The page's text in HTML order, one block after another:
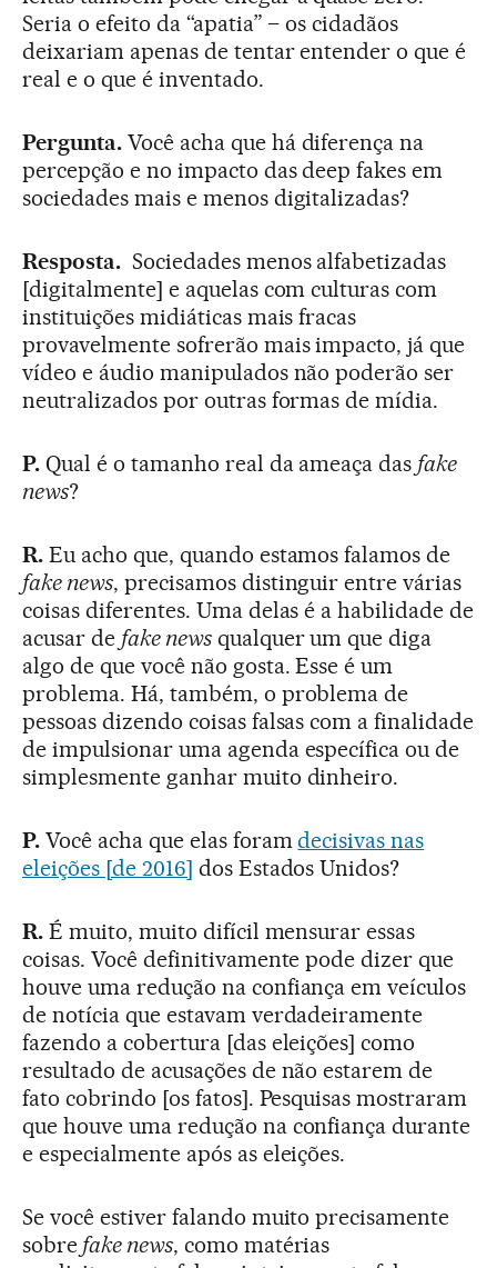
Seria o efeito da “apatia” – os cidadãos
deixariam apenas de tentar entender o que é
real e o que é inventado.
Pergunta.Você acha que há diferença na
percepção e no impacto das deep fakes em
sociedades mais e menos digitalizadas?
Resposta. Sociedades menos alfabetizadas
[digitalmente] e aquelas com culturas com
instituições midiáticas mais fracas
provavelmente sofrerão mais impacto, já que
vídeo e áudio manipulados não poderão ser
neutralizados por outras formas de mídia.
P.Qual é o tamanho real da ameaça das fake
news?
R.Eu acho que, quando estamos falamos de
fake news, precisamos distinguir entre várias
coisas diferentes. Uma delas é a habilidade de
acusar de fake newsqualquer um que diga
algo de que você não gosta. Esse é um
problema. Há, também, o problema de
pessoas dizendo coisas falsas com a finalidade
de impulsionar uma agenda específica ou de
simplesmente ganhar muito dinheiro.
P.Você acha que elas foramdecisivas nas
eleições [de 2016] dos Estados Unidos?
R.É muito, muito difícil mensurar essas
coisas. Você definitivamente pode dizer que
houve uma redução na confiança em veículos
de notícia que estavam verdadeiramente
fazendo a cobertura [das eleições] como
resultado de acusações de não estarem de
fato cobrindo [os fatos]. Pesquisas mostraram
que houve uma redução na confiança durante
e especialmente após as eleições.
Se você estiver falando muito precisamente
sobrefake news, como matérias